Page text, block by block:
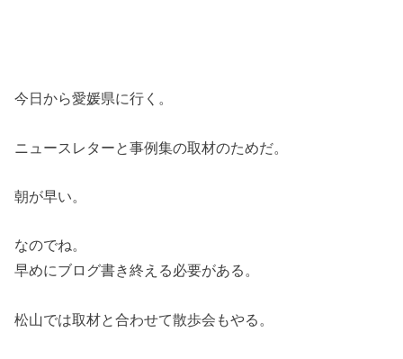
今日から愛媛県に行く。
ニュースレターと事例集の取材のためだ。
朝が早い。
なのでね。
早めにブログ書き終える必要がある。
松山では取材と合わせて散歩会もやる。